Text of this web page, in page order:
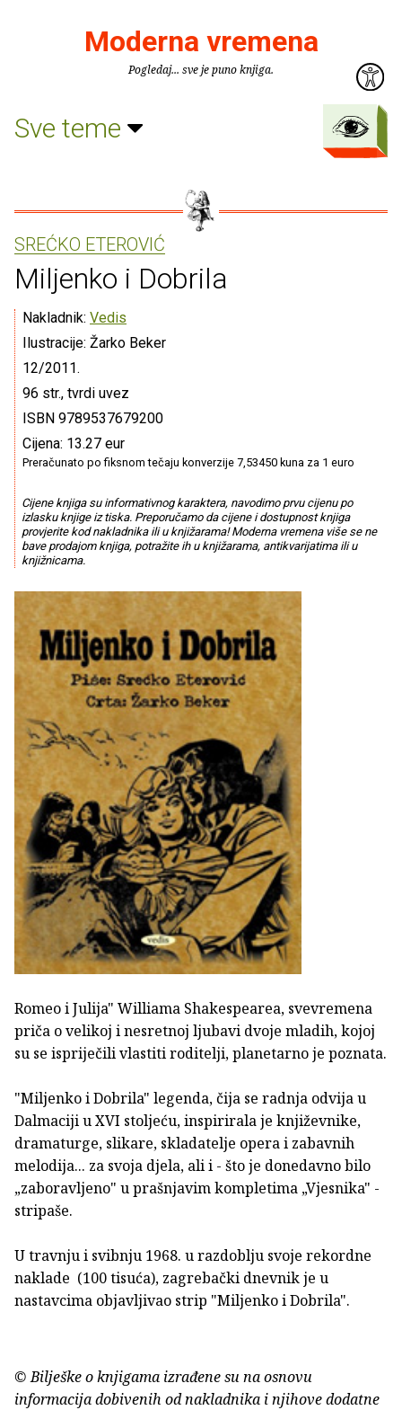
Moderna vremena
Pogledaj... sve je puno knjiga.
Sve teme
SREĆKO ETEROVIĆ
Miljenko i Dobrila
Nakladnik: Vedis
Ilustracije: Žarko Beker
12/2011.
96 str., tvrdi uvez
ISBN 9789537679200
Cijena: 13.27 eur
Preračunato po fiksnom tečaju konverzije 7,53450 kuna za 1 euro
Cijene knjiga su informativnog karaktera, navodimo prvu cijenu po
izlasku knjige iz tiska. Preporučamo da cijene i dostupnost knjiga
provjerite kod nakladnika ili u knjižarama! Moderna vremena više se ne
bave prodajom knjiga, potražite ih u knjižarama, antikvarijatima ili u
knjižnicama.
Romeo i Julija" Williama Shakespearea, svevremena
priča o velikoj i nesretnoj ljubavi dvoje mladih, kojoj
su se ispriječili vlastiti roditelji, planetarno je poznata.
"Miljenko i Dobrila" legenda, čija se radnja odvija u
Dalmaciji u XVI stoljeću, inspirirala je književnike,
dramaturge, slikare, skladatelje opera i zabavnih
melodija... za svoja djela, ali i - što je donedavno bilo
„zaboravljeno" u prašnjavim kompletima „Vjesnika" -
stripaše.
U travnju i svibnju 1968. u razdoblju svoje rekordne
naklade (100 tisuća), zagrebački dnevnik je u
nastavcima objavljivao strip "Miljenko i Dobrila".
© Bilješke o knjigama izrađene su na osnovu
informacija dobivenih od nakladnika i njihove dodatne